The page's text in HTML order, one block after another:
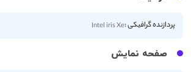
پردازنده گرافیکی :Intel iris Xe
صفحه نمایش